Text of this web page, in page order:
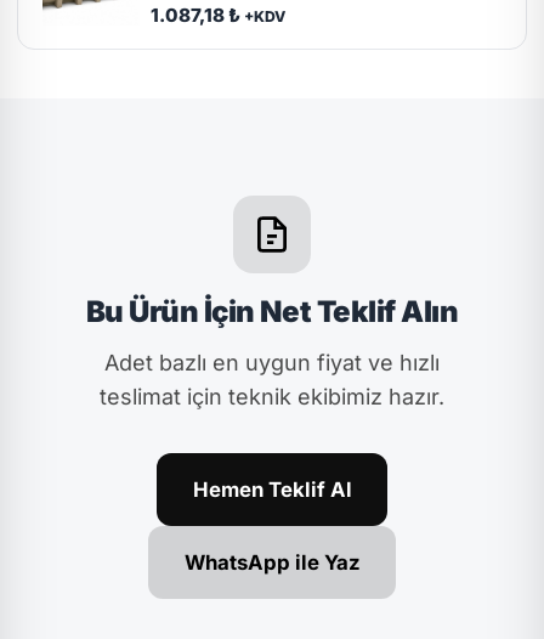
1.087,18 ₺ +KDV
Bu Ürün İçin Net Teklif Alın
Adet bazlı en uygun fiyat ve hızlı
teslimat için teknik ekibimiz hazır.
Hemen Teklif Al
WhatsApp ile Yaz